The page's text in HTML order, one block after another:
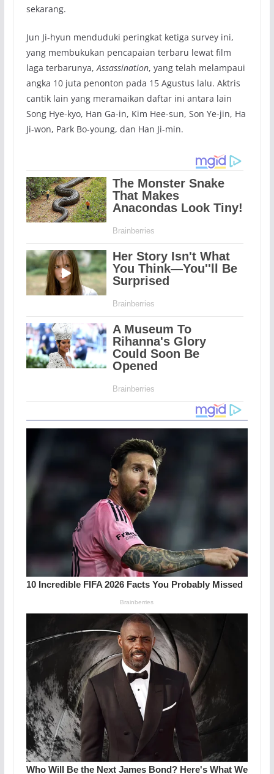
sekarang.
Jun Ji-hyun menduduki peringkat ketiga survey ini,
yang membukukan pencapaian terbaru lewat film
laga terbarunya, Assassination, yang telah melampaui
angka 10 juta penonton pada 15 Agustus lalu. Aktris
cantik lain yang meramaikan daftar ini antara lain
Song Hye-kyo, Han Ga-in, Kim Hee-sun, Son Ye-jin, Ha
Ji-won, Park Bo-young, dan Han Ji-min.